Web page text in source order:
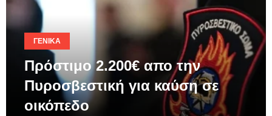
ΓΕΝΙΚΆ
Πρόστιμο 2.200€ απο την
Πυροσβεστική για καύση σε
οικόπεδο